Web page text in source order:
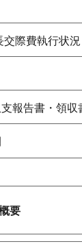
交際費執行状況
報告書・領収
要